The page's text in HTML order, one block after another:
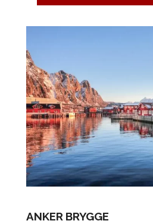
ANKER BRYGGE